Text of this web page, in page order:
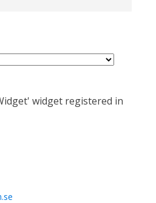
widget registered in